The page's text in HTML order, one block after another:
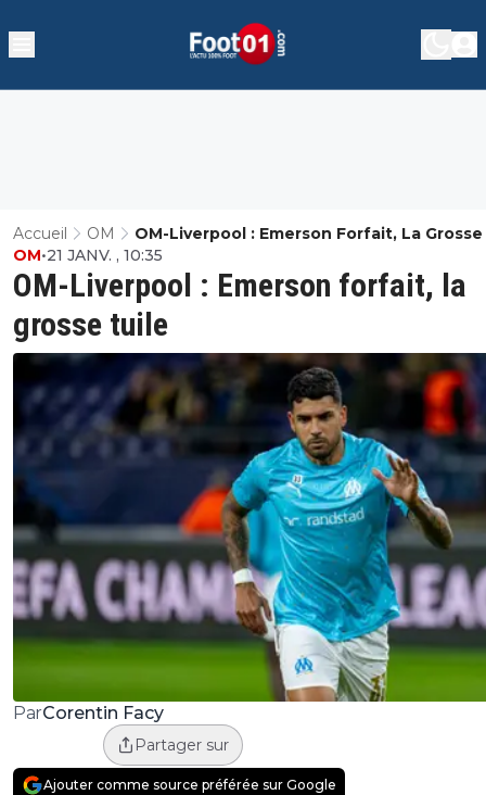
Accueil OM OM-Liverpool : Emerson Forfait, La
OM-Liverpool : Emerson forfait, la
grosse tuile
OM•21 JANV. , 10:35
ParCorentin Facy
Partager sur
Ajouter comme source préférée sur Google